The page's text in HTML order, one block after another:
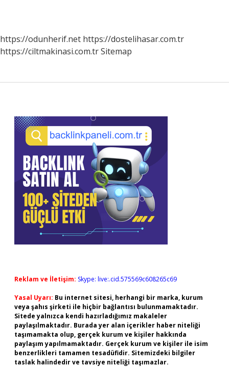
https://odunherif.net https://dostelihasar.com.tr
https://ciltmakinasi.com.trSitemap
Sidebar
Reklam ve İletişim: Skype: live:.cid.575569c608265c69
Yasal Uyarı: Bu internet sitesi, herhangi bir marka, kurum
veya şahıs şirketi ile hiçbir bağlantısı bulunmamaktadır.
Sitede yalnızca kendi hazırladığımız makaleler
paylaşılmaktadır. Burada yer alan içerikler haber niteliği
taşımamakta olup, gerçek kurum ve kişiler hakkında
paylaşım yapılmamaktadır. Gerçek kurum ve kişiler ile isim
benzerlikleri tamamen tesadüfidir. Sitemizdeki bilgiler
taslak halindedir ve tavsiye niteliği taşımazlar.